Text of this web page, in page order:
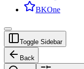
BKOne
Toggle Sidebar
Back